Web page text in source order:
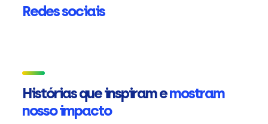
Redes sociais
Histórias que inspiram emostram
nosso impacto